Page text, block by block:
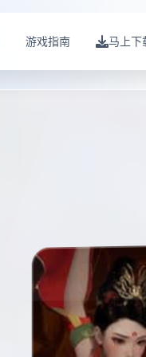
游戏指南 马上下